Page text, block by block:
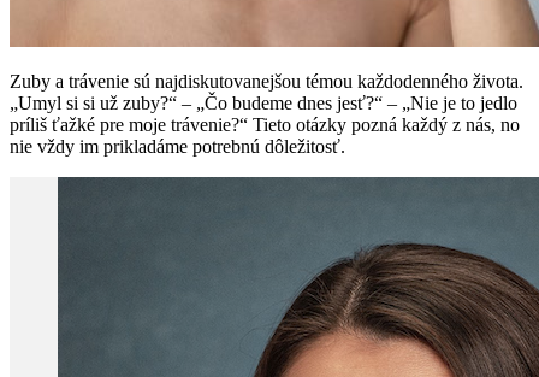
Zuby a trávenie sú najdiskutovanejšou témou každodenného života.
„Umyl si si už zuby?“ – „Čo budeme dnes jesť?“ – „Nie je to jedlo
príliš ťažké pre moje trávenie?“ Tieto otázky pozná každý z nás, no
nie vždy im prikladáme potrebnú dôležitosť.